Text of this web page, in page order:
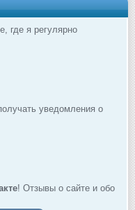
где я регулярно
уведомления о
! Отзывы о сайте и обо